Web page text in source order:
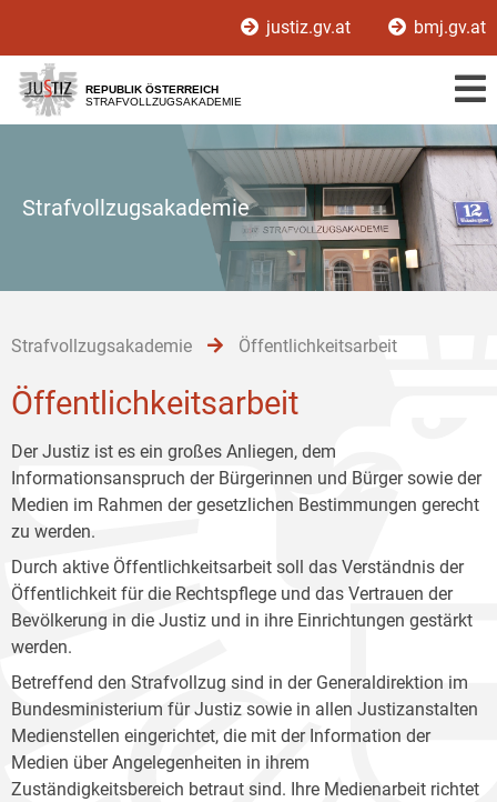
[1]
[2]
[3]
justiz.gv.at bmj.gv.at
REPUBLIK ÖSTERREICH
STRAFVOLLZUGSAKADEMIE
Strafvollzugsakademie
Strafvollzugsakademie Öffentlichkeitsarbeit
Öffentlichkeitsarbeit
Der Justiz ist es ein großes Anliegen, dem
Informationsanspruch der Bürgerinnen und Bürger sowie der
Medien im Rahmen der gesetzlichen Bestimmungen gerecht
zu werden.
Durch aktive Öffentlichkeitsarbeit soll das Verständnis der
Öffentlichkeit für die Rechtspflege und das Vertrauen der
Bevölkerung in die Justiz und in ihre Einrichtungen gestärkt
werden.
Betreffend den Strafvollzug sind in der Generaldirektion im
Bundesministerium für Justiz sowie in allen Justizanstalten
Medienstellen eingerichtet, die mit der Information der
Medien über Angelegenheiten in ihrem
Zuständigkeitsbereich betraut sind. Ihre Medienarbeit richtet